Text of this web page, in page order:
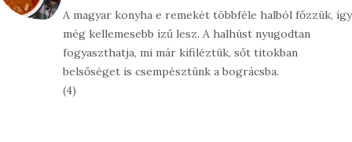
A magyar konyha e remekét többféle halból főzzük, így
még kellemesebb ízű lesz. A halhúst nyugodtan
fogyaszthatja, mi már kifiléztük, sőt titokban
belsőséget is csempésztünk a bográcsba.
(4)